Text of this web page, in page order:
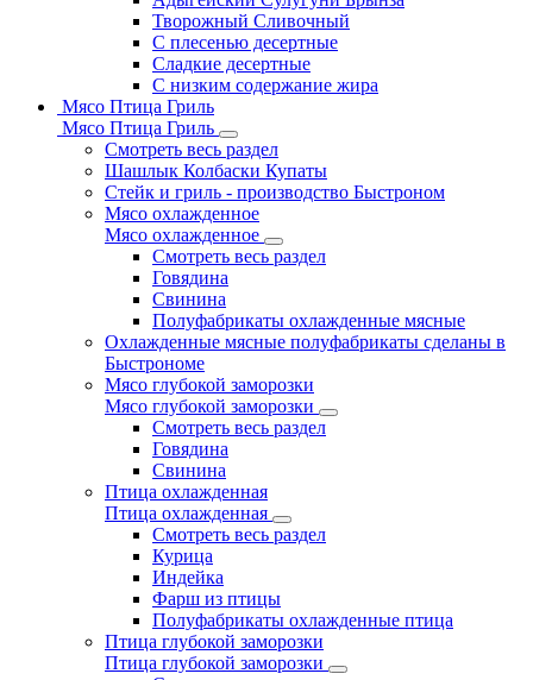
Творожный Сливочный
С плесенью десертные
Сладкие десертные
С низким содержание жира
Мясо Птица Гриль
Мясо Птица Гриль
Смотреть весь раздел
Шашлык Колбаски Купаты
Стейк и гриль - производство Быстроном
Мясо охлажденное
Мясо охлажденное
Смотреть весь раздел
Говядина
Свинина
Полуфабрикаты охлажденные мясные
Охлажденные мясные полуфабрикаты сделаны в
Быстрономе
Мясо глубокой заморозки
Мясо глубокой заморозки
Смотреть весь раздел
Говядина
Свинина
Птица охлажденная
Птица охлажденная
Смотреть весь раздел
Курица
Индейка
Фарш из птицы
Полуфабрикаты охлажденные птица
Птица глубокой заморозки
Птица глубокой заморозки